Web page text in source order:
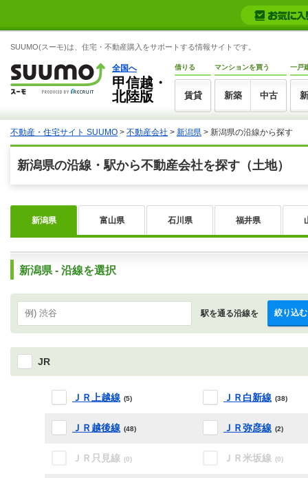
SUUMO(スーモ)は、住宅・不動産購入をサポートする情報サイトです。
全国へ
甲信越・
北陸版
借りる
賃貸
マンションを買う
新築 中古
一戸
不動産・住宅サイト SUUMO > 不動産会社 > 新潟県 > 新潟県の沿線から探す
新潟県の沿線・駅から不動産会社を探す（土地）
新潟県 富山県 石川県 福井県
新潟県 - 沿線を選択
駅を通る沿線を 絞り込む
JR
ＪＲ上越線 (5) ＪＲ白新線 (38)
ＪＲ越後線 (48) ＪＲ弥彦線 (2)
ＪＲ只見線 (0) ＪＲ米坂線 (0)